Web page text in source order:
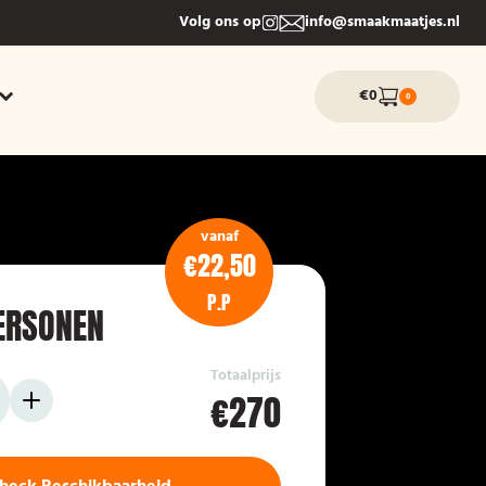
Volg ons op info@smaakmaatjes.nl
€0 0
vanaf
€22,50
P.P
Totaalprijs
€270